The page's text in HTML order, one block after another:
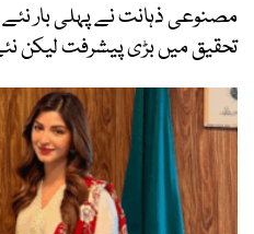
مصنوعی ذہانت نے پہلی بار نئے
تحقیق میں بڑی پیشرفت لیکن